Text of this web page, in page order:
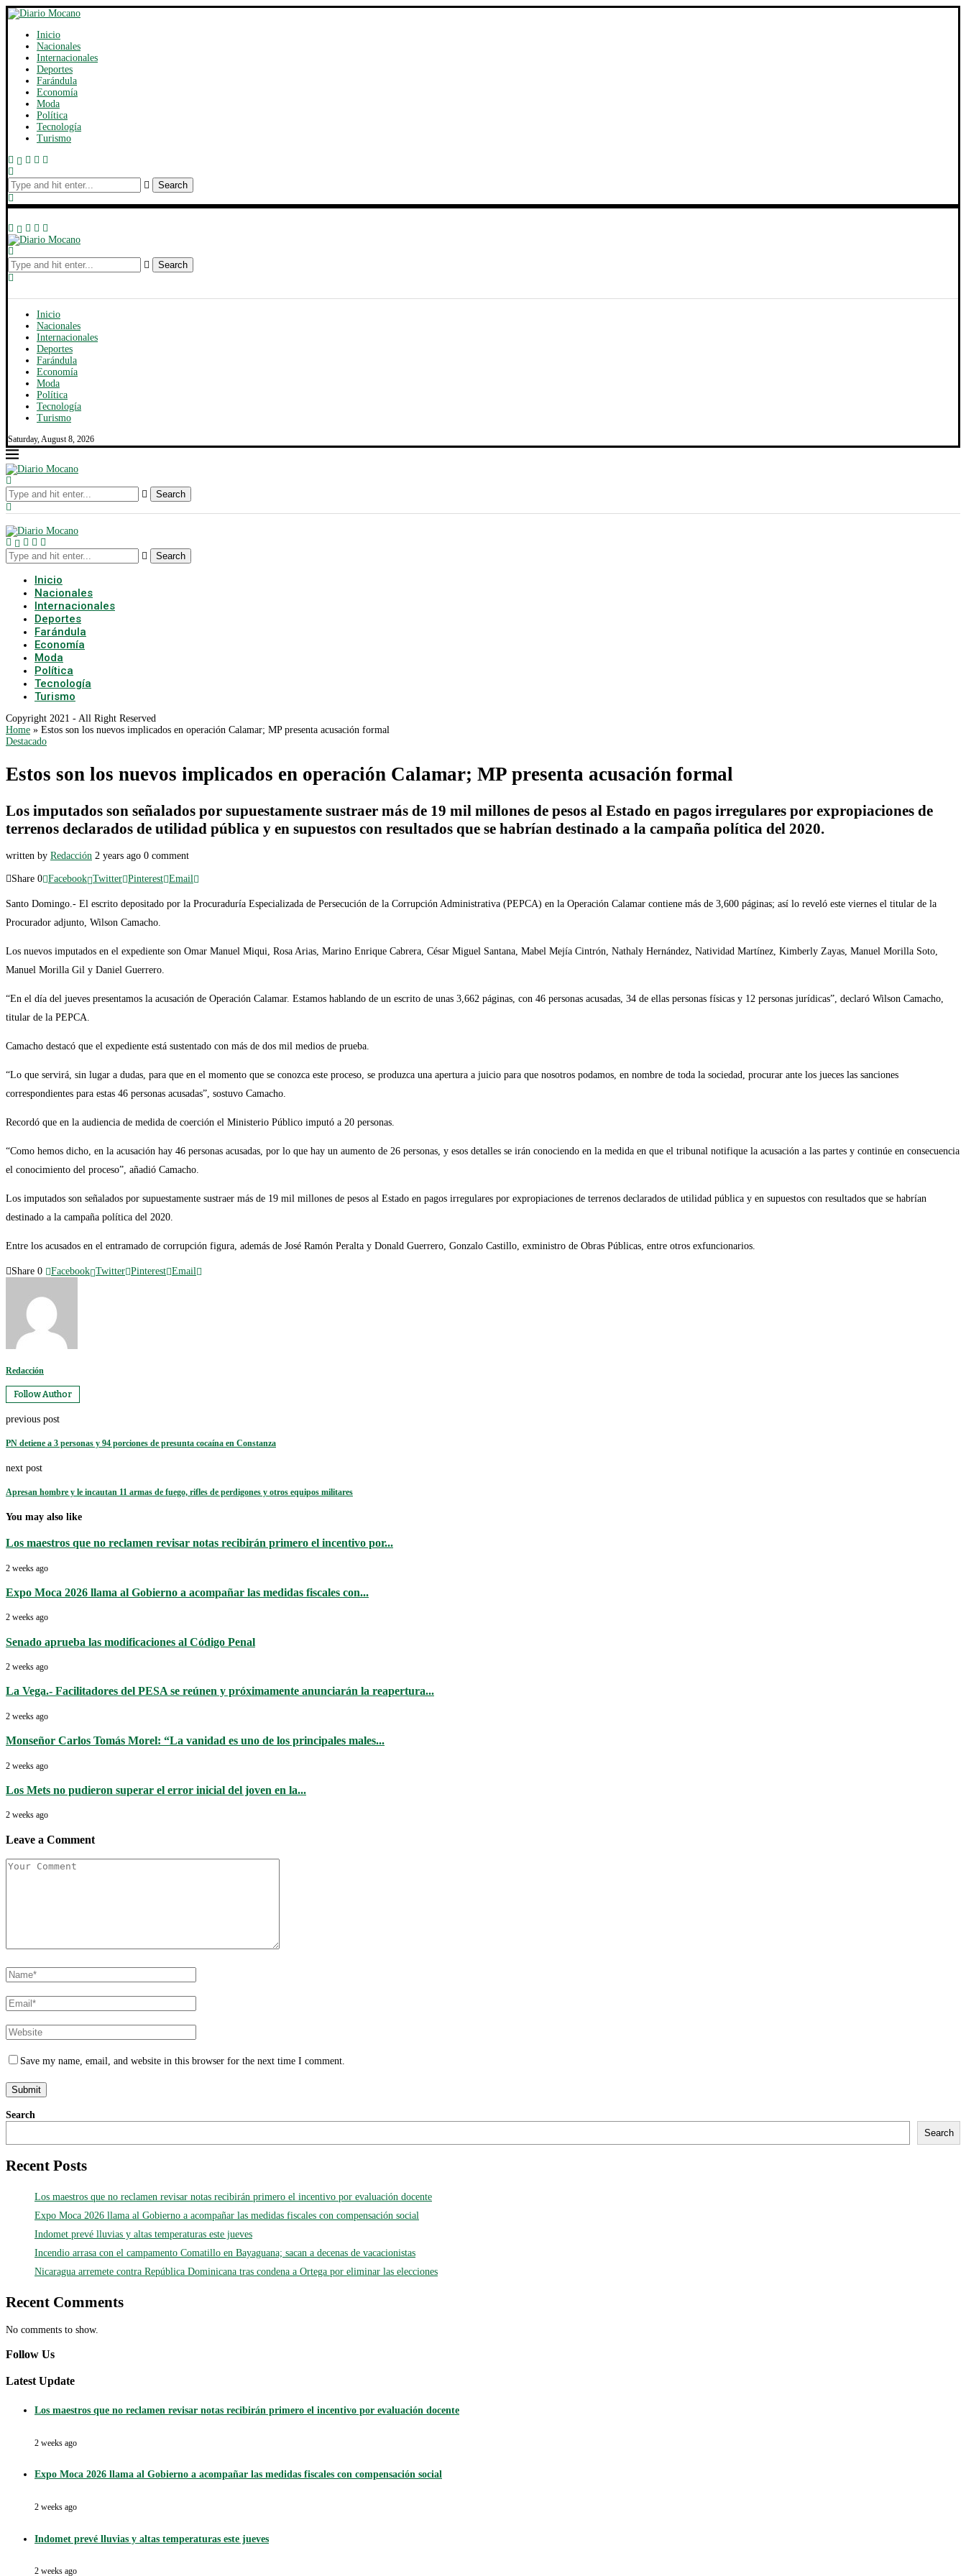
Inicio
Nacionales
Internacionales
Deportes
Farándula
Economía
Moda
Política
Tecnología
Turismo
Search
Search
Inicio
Nacionales
Internacionales
Deportes
Farándula
Economía
Moda
Política
Tecnología
Turismo
Saturday, August 8, 2026
Search
Search
Inicio
Nacionales
Internacionales
Deportes
Farándula
Economía
Moda
Política
Tecnología
Turismo
Copyright 2021 - All Right Reserved
Home » Estos son los nuevos implicados en operación Calamar; MP presenta acusación formal
Destacado
Estos son los nuevos implicados en operación Calamar; MP presenta acusación formal
Los imputados son señalados por supuestamente sustraer más de 19 mil millones de pesos al Estado en pagos irregulares por expropiaciones de
terrenos declarados de utilidad pública y en supuestos con resultados que se habrían destinado a la campaña política del 2020.
written by Redacción 2 years ago 0 comment
Share 0 Facebook Twitter Pinterest Email
Santo Domingo.- El escrito depositado por la Procuraduría Especializada de Persecución de la Corrupción Administrativa (PEPCA) en la Operación Calamar contiene más de 3,600 páginas; así lo reveló este viernes el titular de la
Procurador adjunto, Wilson Camacho.
Los nuevos imputados en el expediente son Omar Manuel Miqui, Rosa Arias, Marino Enrique Cabrera, César Miguel Santana, Mabel Mejía Cintrón, Nathaly Hernández, Natividad Martínez, Kimberly Zayas, Manuel Morilla Soto,
Manuel Morilla Gil y Daniel Guerrero.
“En el día del jueves presentamos la acusación de Operación Calamar. Estamos hablando de un escrito de unas 3,662 páginas, con 46 personas acusadas, 34 de ellas personas físicas y 12 personas jurídicas”, declaró Wilson Camacho,
titular de la PEPCA.
Camacho destacó que el expediente está sustentado con más de dos mil medios de prueba.
“Lo que servirá, sin lugar a dudas, para que en el momento que se conozca este proceso, se produzca una apertura a juicio para que nosotros podamos, en nombre de toda la sociedad, procurar ante los jueces las sanciones
correspondientes para estas 46 personas acusadas”, sostuvo Camacho.
Recordó que en la audiencia de medida de coerción el Ministerio Público imputó a 20 personas.
“Como hemos dicho, en la acusación hay 46 personas acusadas, por lo que hay un aumento de 26 personas, y esos detalles se irán conociendo en la medida en que el tribunal notifique la acusación a las partes y continúe en consecuencia
el conocimiento del proceso”, añadió Camacho.
Los imputados son señalados por supuestamente sustraer más de 19 mil millones de pesos al Estado en pagos irregulares por expropiaciones de terrenos declarados de utilidad pública y en supuestos con resultados que se habrían
destinado a la campaña política del 2020.
Entre los acusados en el entramado de corrupción figura, además de José Ramón Peralta y Donald Guerrero, Gonzalo Castillo, exministro de Obras Públicas, entre otros exfuncionarios.
Share 0 Facebook Twitter Pinterest Email
Redacción
Follow Author
previous post
PN detiene a 3 personas y 94 porciones de presunta cocaína en Constanza
next post
Apresan hombre y le incautan 11 armas de fuego, rifles de perdigones y otros equipos militares
You may also like
Los maestros que no reclamen revisar notas recibirán primero el incentivo por...
2 weeks ago
Expo Moca 2026 llama al Gobierno a acompañar las medidas fiscales con...
2 weeks ago
Senado aprueba las modificaciones al Código Penal
2 weeks ago
La Vega.- Facilitadores del PESA se reúnen y próximamente anunciarán la reapertura...
2 weeks ago
Monseñor Carlos Tomás Morel: “La vanidad es uno de los principales males...
2 weeks ago
Los Mets no pudieron superar el error inicial del joven en la...
2 weeks ago
Leave a Comment
Save my name, email, and website in this browser for the next time I comment.
Search
Search
Recent Posts
Los maestros que no reclamen revisar notas recibirán primero el incentivo por evaluación docente
Expo Moca 2026 llama al Gobierno a acompañar las medidas fiscales con compensación social
Indomet prevé lluvias y altas temperaturas este jueves
Incendio arrasa con el campamento Comatillo en Bayaguana; sacan a decenas de vacacionistas
Nicaragua arremete contra República Dominicana tras condena a Ortega por eliminar las elecciones
Recent Comments
No comments to show.
Follow Us
Latest Update
Los maestros que no reclamen revisar notas recibirán primero el incentivo por evaluación docente
2 weeks ago
Expo Moca 2026 llama al Gobierno a acompañar las medidas fiscales con compensación social
2 weeks ago
Indomet prevé lluvias y altas temperaturas este jueves
2 weeks ago